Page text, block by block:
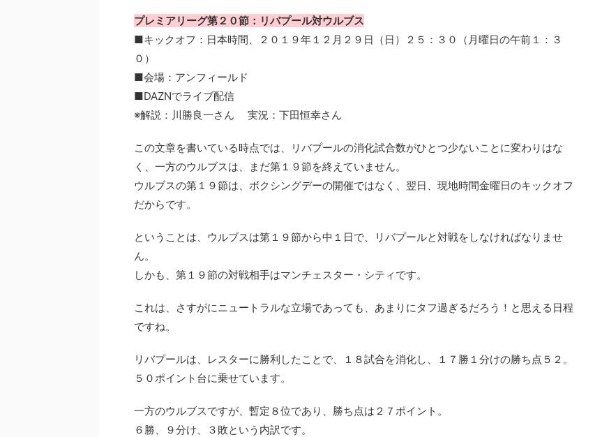
プレミアリーグ第２０節：リバプール対ウルブス
■キックオフ：日本時間、２０１９年１２月２９日（日）２５：３０（月曜日の午前１：３
０）
■会場：アンフィールド
■DAZNでライブ配信
※解説：川勝良一さん 実況：下田恒幸さん
この文章を書いている時点では、リバプールの消化試合数がひとつ少ないことに変わりはな
く、一方のウルブスは、まだ第１９節を終えていません。
ウルブスの第１９節は、ボクシングデーの開催ではなく、翌日、現地時間金曜日のキックオフ
だからです。
ということは、ウルブスは第１９節から中１日で、リバプールと対戦をしなければなりませ
ん。
しかも、第１９節の対戦相手はマンチェスター・シティです。
これは、さすがにニュートラルな立場であっても、あまりにタフ過ぎるだろう！と思える日程
ですね。
リバプールは、レスターに勝利したことで、１８試合を消化し、１７勝１分けの勝ち点５２。
５０ポイント台に乗せています。
一方のウルブスですが、暫定８位であり、勝ち点は２７ポイント。
６勝、９分け、３敗という内訳です。